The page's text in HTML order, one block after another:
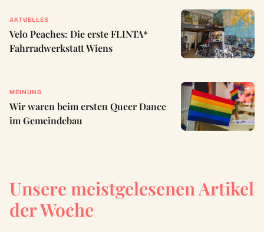
AKTUELLES
Velo Peaches: Die erste FLINTA*
Fahrradwerkstatt Wiens
MEINUNG
Wir waren beim ersten Queer Dance
im Gemeindebau
Unsere meistgelesenen Artikel
der Woche